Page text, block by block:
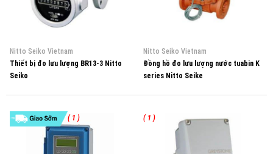
Nitto Seiko Vietnam
Thiết bị đo lưu lượng BR13-3 Nitto
Seiko
Nitto Seiko Vietnam
Đồng hồ đo lưu lượng nước tuabin K
series Nitto Seike
( 1 ) ( 1 )